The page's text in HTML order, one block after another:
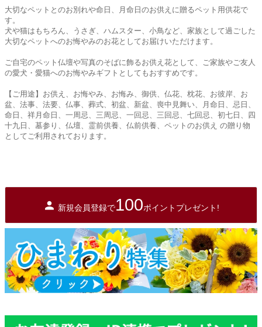
大切なペットとのお別れや命日、月命日のお供えに贈るペット用供花で
す。
犬や猫はもちろん、うさぎ、ハムスター、小鳥など、家族として過ごした
大切なペットへのお悔やみのお花としてお届けいただけます。
ご自宅のペット仏壇や写真のそばに飾るお供え花として、ご家族やご友人
の愛犬・愛猫へのお悔やみギフトとしてもおすすめです。
【ご用途】お供え、お悔やみ、お悔み、御供、仏花、枕花、お彼岸、お
盆、法事、法要、仏事、葬式、初盆、新盆、喪中見舞い、月命日、忌日、
命日、祥月命日、一周忌、三周忌、一回忌、三回忌、七回忌、初七日、四
十九日、墓参り、仏壇、霊前供養、仏前供養、ペットのお供え の贈り物
としてご利用されております。
新規会員登録で100ポイントプレゼント!